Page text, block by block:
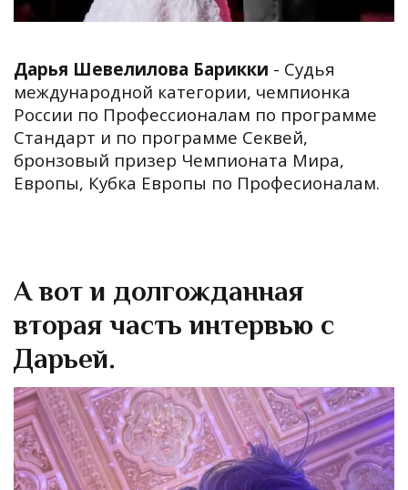
Дарья Шевелилова Барикки - Судья
международной категории, чемпионка
России по Профессионалам по программе
Стандарт и по программе Секвей,
бронзовый призер Чемпионата Мира,
Европы, Кубка Европы по Професионалам.
А вот и долгожданная
вторая часть интервью с
Дарьей.